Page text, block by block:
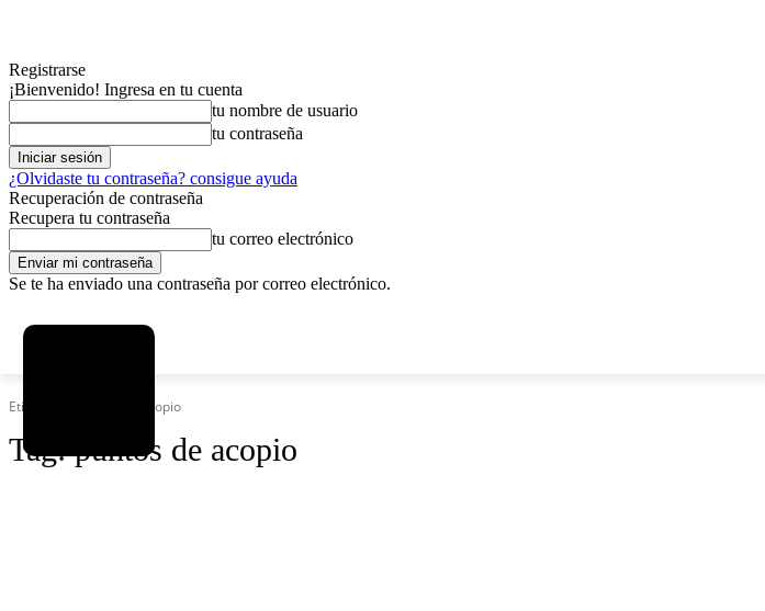
Registrarse
¡Bienvenido! Ingresa en tu cuenta
tu nombre de usuario
tu contraseña
¿Olvidaste tu contraseña? consigue ayuda
Recuperación de contraseña
Recupera tu contraseña
tu correo electrónico
Se te ha enviado una contraseña por correo electrónico.
Etiquetas Puntos de acopio
Tag:puntos de acopio